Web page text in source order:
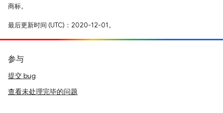
商标。
最后更新时间 (UTC)：2020-12-01。
参与
提交 bug
查看未处理完毕的问题